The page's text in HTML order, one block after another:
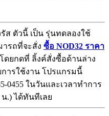
ส ตัวนี้ เป็น รุ่นทดลองใช้
ารถที่จะสั่ง ซื้อ NOD32 ราคา
โดยกดที่ ลิ้งค์สั่งซื้อด้านล่าง
ารใช้งาน โปรแกรมนี้
0455 ในวันและเวลาทำการ
น.) ได้ทันทีเลย